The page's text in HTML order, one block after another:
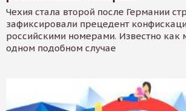
Чехия стала второй после Германии
зафиксировали прецедент
российскими номерами. Известно как
одном подобном случае